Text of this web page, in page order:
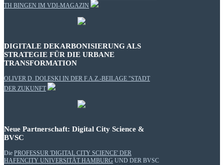
TH BINGEN IM VDI-MAGAZIN
DIGITALE DEKARBONISIERUNG ALS
STRATEGIE FÜR DIE URBANE
TRANSFORMATION
OLIVER D. DOLESKI IN DER F.A.Z.-BEILAGE "STADT
DER ZUKUNFT
Neue Partnerschaft: Digital City Science &
BVSC
Die PROFESSUR 'DIGITAL CITY SCIENCE' DER
HAFENCITY UNIVERSITÄT HAMBURG UND DER BVSC